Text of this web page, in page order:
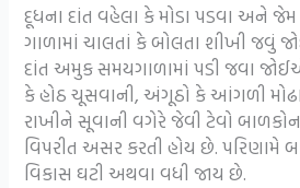
દૂધના દાંત વહેલા કે મોડા પડવા અને
ગાળામાં ચાલતાં કે બોલતા શીખી જવું
દાંત અમુક સમયગાળામાં પડી જવા
કે હોઠ ચૂસવાની, અંગૂઠો કે આંગળી
રાખીને સૂવાની વગેરે જેવી ટેવો
વિપરીત અસર કરતી હોય છે. પરિણામે
વિકાસ ઘટી અથવા વધી જાય છે.